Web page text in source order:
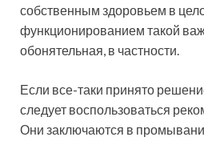
собственным здоровьем в
функционированием такой
обонятельная, в частности.
Если все-таки принято
следует воспользоваться
Они заключаются в